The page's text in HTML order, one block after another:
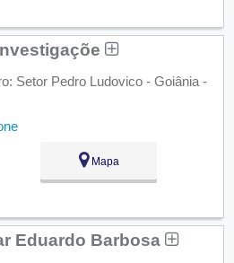
Setor Pedro Ludovico - Goiânia -
Mapa
Eduardo Barbosa